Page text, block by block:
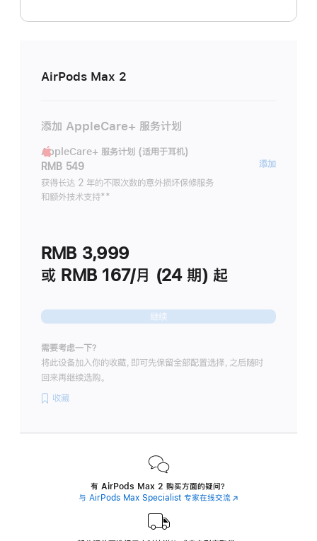
AirPods Max 2
添加 AppleCare+ 服务计划
AppleCare+ 服务计划 (适用于耳机)
RMB 549
获得长达 2 年的不限次数的意外损坏保修服务
和额外技术支持脚
**
添加
RMB 3,999
或 RMB 167/月 (24 期) 起
继续
需要考虑一下？
将此设备加入你的收藏，即可先保留全部配置选择，之后随时
回来再继续选购。
收藏
有 AirPods Max 2 购买方面的疑问？
与 AirPods Max Specialist 专家在线交流(在